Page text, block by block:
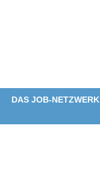
DAS JOB-NETZWERK